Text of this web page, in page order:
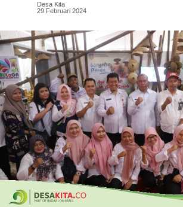
Desa Kita
29 Februari 2024